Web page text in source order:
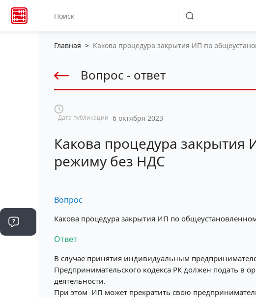
Главная > Какова процедура закрытия ИП по
Вопрос - ответ
Дата публикации 6 октября 2023
Какова процедура
режиму без НДС
Вопрос
Какова процедура закрытия ИП по
Ответ
В случае принятия индивидуальным
Предпринимательского кодекса РК должен подать в
деятельности.
При этом ИП может прекратить свою